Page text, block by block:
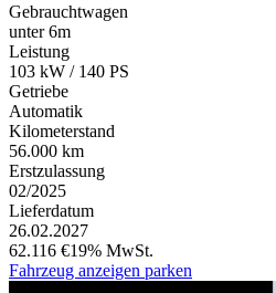
Gebrauchtwagen
unter 6m
Leistung
103 kW / 140 PS
Getriebe
Automatik
Kilometerstand
56.000 km
Erstzulassung
02/2025
Lieferdatum
26.02.2027
62.116 €19% MwSt.
Fahrzeug anzeigen parken